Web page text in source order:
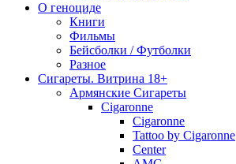
О геноциде
Книги
Фильмы
Бейсболки / Футболки
Разное
Сигареты. Витрина 18+
Армянские Сигареты
Cigaronne
Cigaronne
Tattoo by Cigaronne
Center